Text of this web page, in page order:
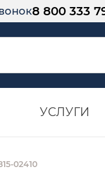
8 800 333
УСЛУГИ
02410